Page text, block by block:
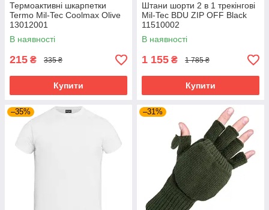
Термоактивні шкарпетки
Termo Mil-Tec Coolmax Olive
13012001
В наявності
215 ₴ 335 ₴
Купити
Штани шорти 2 в 1 трекінгові
Mil-Tec BDU ZIP OFF Black
11510002
В наявності
1 155 ₴ 1 785 ₴
Купити
–35% –31%